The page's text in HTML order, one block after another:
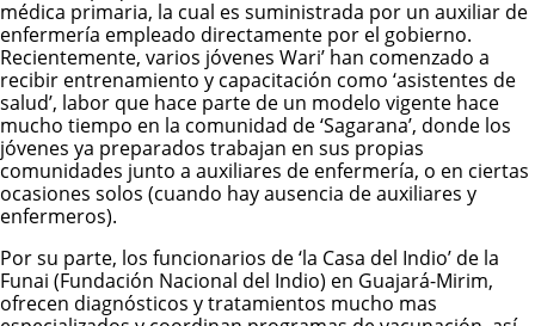
médica primaria, la cual es suministrada por un auxiliar de
enfermería empleado directamente por el gobierno.
Recientemente, varios jóvenes Wari’ han comenzado a
recibir entrenamiento y capacitación como ‘asistentes de
salud’, labor que hace parte de un modelo vigente hace
mucho tiempo en la comunidad de ‘Sagarana’, donde los
jóvenes ya preparados trabajan en sus propias
comunidades junto a auxiliares de enfermería, o en ciertas
ocasiones solos (cuando hay ausencia de auxiliares y
enfermeros).
Por su parte, los funcionarios de ‘la Casa del Indio’ de la
Funai (Fundación Nacional del Indio) en Guajará-Mirim,
ofrecen diagnósticos y tratamientos mucho mas